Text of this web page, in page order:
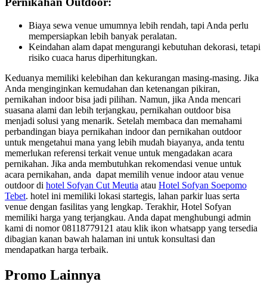
Biaya sewa venue umumnya lebih rendah, tapi Anda perlu
mempersiapkan lebih banyak peralatan.
Keindahan alam dapat mengurangi kebutuhan dekorasi, tetapi
risiko cuaca harus diperhitungkan.
Keduanya memiliki kelebihan dan kekurangan masing-masing. Jika
Anda menginginkan kemudahan dan ketenangan pikiran,
pernikahan indoor bisa jadi pilihan. Namun, jika Anda mencari
suasana alami dan lebih terjangkau, pernikahan outdoor bisa
menjadi solusi yang menarik. Setelah membaca dan memahami
perbandingan biaya pernikahan indoor dan pernikahan outdoor
untuk mengetahui mana yang lebih mudah biayanya, anda tentu
memerlukan referensi terkait venue untuk mengadakan acara
pernikahan. Jika anda membutuhkan rekomendasi venue untuk
acara pernikahan, anda dapat memilih venue indoor atau venue
outdoor di hotel Sofyan Cut Meutia atau Hotel Sofyan Soepomo
Tebet. hotel ini memiliki lokasi startegis, lahan parkir luas serta
venue dengan fasilitas yang lengkap. Terakhir, Hotel Sofyan
memiliki harga yang terjangkau. Anda dapat menghubungi admin
kami di nomor 08118779121 atau klik ikon whatsapp yang tersedia
dibagian kanan bawah halaman ini untuk konsultasi dan
mendapatkan harga terbaik.
Promo Lainnya